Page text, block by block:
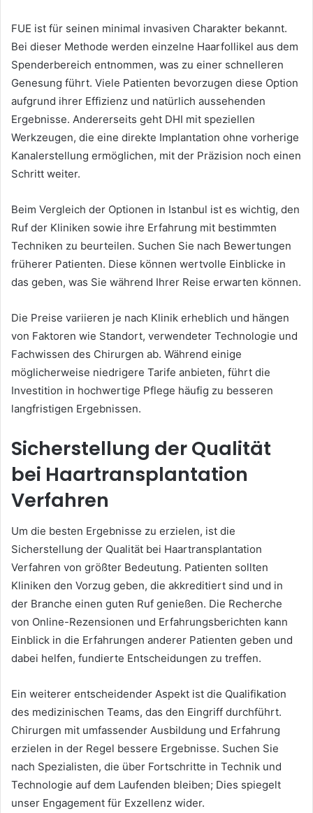
FUE ist für seinen minimal invasiven Charakter bekannt.
Bei dieser Methode werden einzelne Haarfollikel aus dem
Spenderbereich entnommen, was zu einer schnelleren
Genesung führt. Viele Patienten bevorzugen diese Option
aufgrund ihrer Effizienz und natürlich aussehenden
Ergebnisse. Andererseits geht DHI mit speziellen
Werkzeugen, die eine direkte Implantation ohne vorherige
Kanalerstellung ermöglichen, mit der Präzision noch einen
Schritt weiter.
Beim Vergleich der Optionen in Istanbul ist es wichtig, den
Ruf der Kliniken sowie ihre Erfahrung mit bestimmten
Techniken zu beurteilen. Suchen Sie nach Bewertungen
früherer Patienten. Diese können wertvolle Einblicke in
das geben, was Sie während Ihrer Reise erwarten können.
Die Preise variieren je nach Klinik erheblich und hängen
von Faktoren wie Standort, verwendeter Technologie und
Fachwissen des Chirurgen ab. Während einige
möglicherweise niedrigere Tarife anbieten, führt die
Investition in hochwertige Pflege häufig zu besseren
langfristigen Ergebnissen.
Sicherstellung der Qualität
bei Haartransplantation
Verfahren
Um die besten Ergebnisse zu erzielen, ist die
Sicherstellung der Qualität bei Haartransplantation
Verfahren von größter Bedeutung. Patienten sollten
Kliniken den Vorzug geben, die akkreditiert sind und in
der Branche einen guten Ruf genießen. Die Recherche
von Online-Rezensionen und Erfahrungsberichten kann
Einblick in die Erfahrungen anderer Patienten geben und
dabei helfen, fundierte Entscheidungen zu treffen.
Ein weiterer entscheidender Aspekt ist die Qualifikation
des medizinischen Teams, das den Eingriff durchführt.
Chirurgen mit umfassender Ausbildung und Erfahrung
erzielen in der Regel bessere Ergebnisse. Suchen Sie
nach Spezialisten, die über Fortschritte in Technik und
Technologie auf dem Laufenden bleiben; Dies spiegelt
unser Engagement für Exzellenz wider.